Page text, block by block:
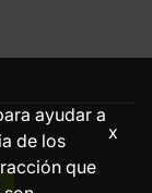
ayudar a
de los
que
x